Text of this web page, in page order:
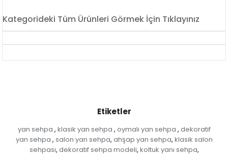
Kategorideki Tüm Ürünleri Görmek İçin Tıklayınız
Etiketler
yan sehpa , klasik yan sehpa , oymalı yan sehpa , dekoratif
yan sehpa , salon yan sehpa, ahşap yan sehpa, klasik salon
sehpası, dekoratif sehpa modeli, koltuk yanı sehpa,